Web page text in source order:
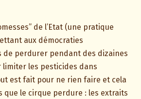
de l’Etat (une pratique
aux démocraties
de perdurer pendant des dizaines
limiter les pesticides dans
est fait pour ne rien faire et cela
que le cirque perdure : les extraits